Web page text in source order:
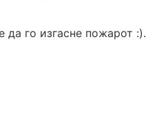
го изгасне пожарот :).